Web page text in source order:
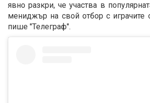
явно разкри, че участва в
мениджър на свой отбор с играчите
пише "Телеграф".